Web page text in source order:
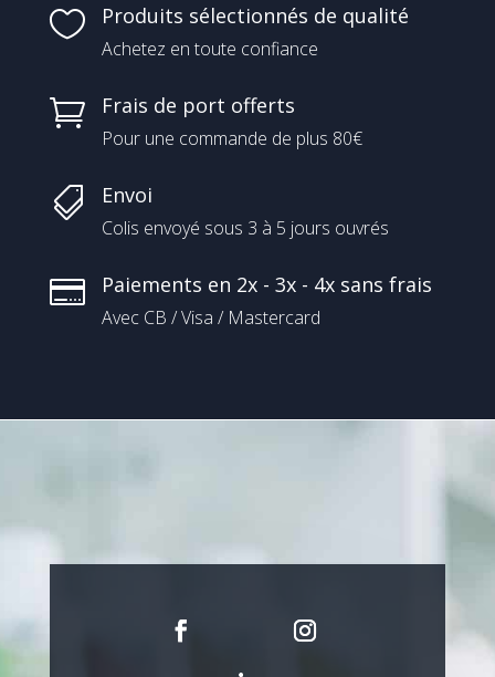
 Produits sélectionnés de qualité
Achetez en toute confiance
 Frais de port offerts
Pour une commande de plus 80€
 Envoi
Colis envoyé sous 3 à 5 jours ouvrés
 Paiements en 2x - 3x - 4x sans frais
Avec CB / Visa / Mastercard